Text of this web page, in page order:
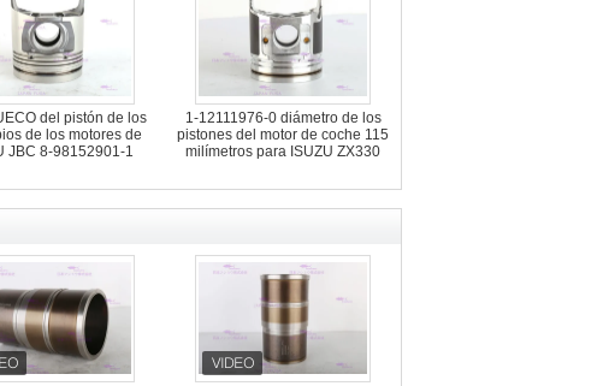
del pistón de los
de los motores de
JBC 8-98152901-1
1-12111976-0 diámetro de los
pistones del motor de coche 115
milímetros para ISUZU ZX330